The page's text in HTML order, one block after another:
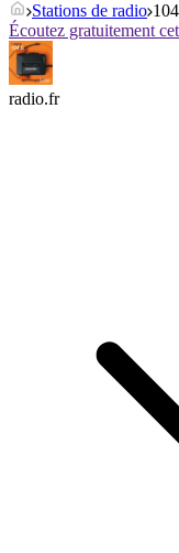
Stations de radio
Écoutez gratuitement
radio.fr